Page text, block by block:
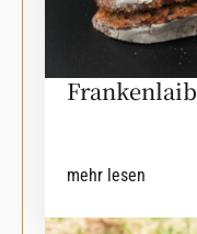
Frankenlaib
mehr lesen